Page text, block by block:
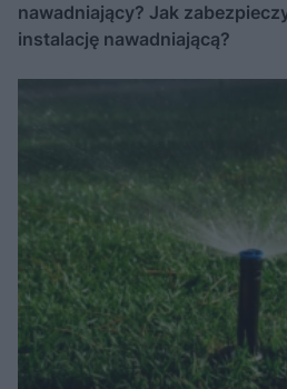
nawadniający? Jak
instalację nawadniającą?